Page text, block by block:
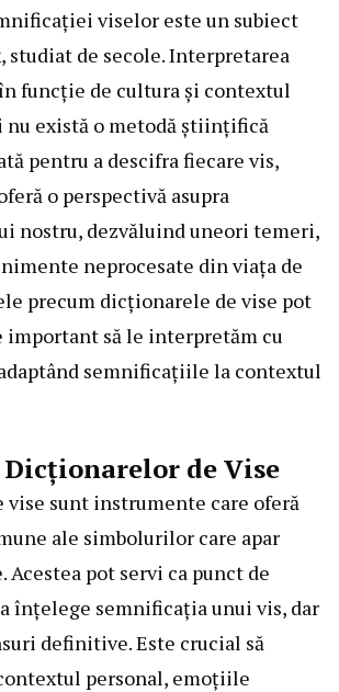
viselor este un subiect
studiat de secole. Interpretarea
funcție de cultura și contextul
nu există o metodă științifică
pentru a descifra fiecare vis,
o perspectivă asupra
nostru, dezvăluind uneori temeri,
neprocesate din viața de
precum dicționarele de vise pot
important să le interpretăm cu
semnificațiile la contextul
de Vise
sunt instrumente care oferă
ale simbolurilor care apar
pot servi ca punct de
înțelege semnificația unui vis, dar
definitive. Este crucial să
personal, emoțiile